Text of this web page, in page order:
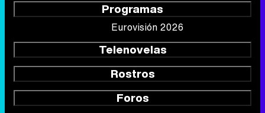
Programas
Eurovisión 2026
Telenovelas
Rostros
Foros